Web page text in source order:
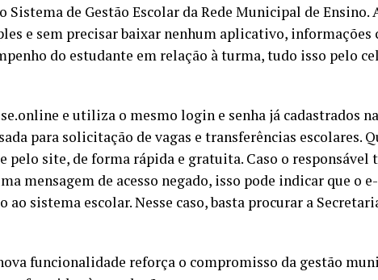
Sistema de Gestão Escolar da Rede Municipal de Ensino.
e sem precisar baixar nenhum aplicativo, informações
do estudante em relação à turma, tudo isso pelo
e utiliza o mesmo login e senha já cadastrados
para solicitação de vagas e transferências escolares.
site, de forma rápida e gratuita. Caso o responsável
mensagem de acesso negado, isso pode indicar que o
sistema escolar. Nesse caso, basta procurar a
funcionalidade reforça o compromisso da gestão